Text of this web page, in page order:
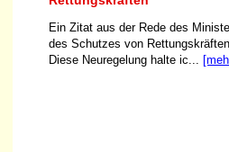
Ein Zitat aus der Rede des
des Schutzes von
Diese Neuregelung halte ic...